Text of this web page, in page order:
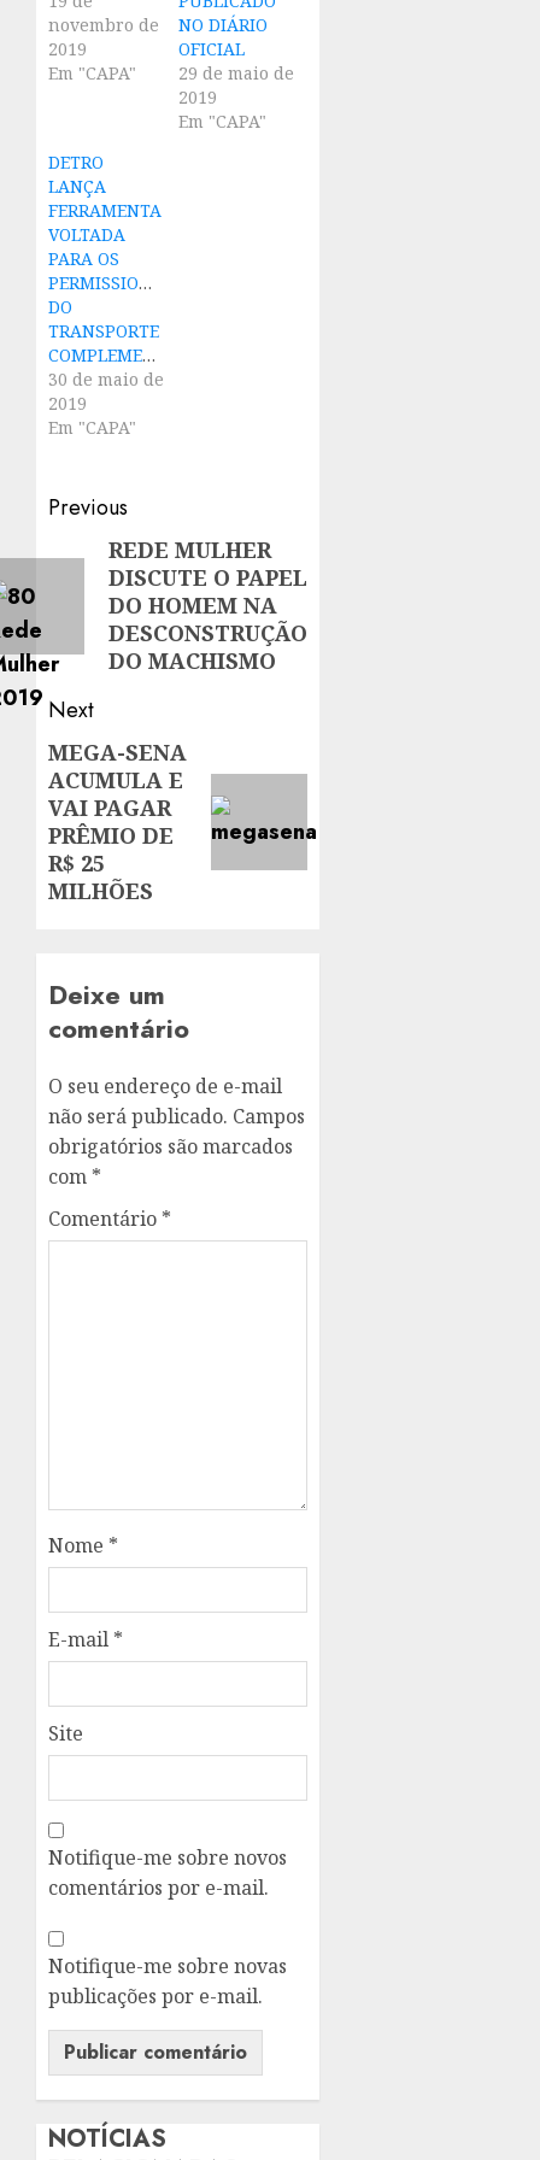
novembro de
2019
Em "CAPA"
NO DIÁRIO
OFICIAL
29 de maio de
2019
Em "CAPA"
DETRO
LANÇA
FERRAMENTA
VOLTADA
PARA OS
PERMISSIONÁRIOS
DO
TRANSPORTE
COMPLEMENTAR
30 de maio de
2019
Em "CAPA"
Post
navigation
Previous
PreviousREDE MULHER
DISCUTE O PAPEL
DO HOMEM NA
DESCONSTRUÇÃO
DO MACHISMO
Next
Next
post:
MEGA-SENA
ACUMULA E
VAI PAGAR
PRÊMIO DE
R$ 25
MILHÕES
Deixe um
comentário
O seu endereço de e-mail
não será publicado. Campos
obrigatórios são marcados
com *
Comentário *
Nome *
E-mail *
Site
Notifique-me sobre novos
comentários por e-mail.
Notifique-me sobre novas
publicações por e-mail.
NOTÍCIAS